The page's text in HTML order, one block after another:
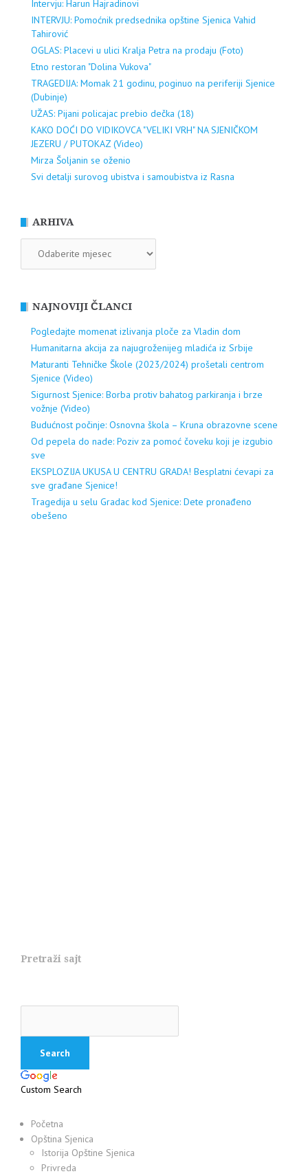
Intervju: Harun Hajradinovi
INTERVJU: Pomoćnik predsednika opštine Sjenica Vahid
Tahirović
OGLAS: Placevi u ulici Kralja Petra na prodaju (Foto)
Etno restoran "Dolina Vukova"
TRAGEDIJA: Momak 21 godinu, poginuo na periferiji Sjenice
(Dubinje)
UŽAS: Pijani policajac prebio dečka (18)
KAKO DOĆI DO VIDIKOVCA "VELIKI VRH" NA SJENIČKOM
JEZERU / PUTOKAZ (Video)
Mirza Šoljanin se oženio
Svi detalji surovog ubistva i samoubistva iz Rasna
ARHIVA
NAJNOVIJI ČLANCI
Pogledajte momenat izlivanja ploče za Vladin dom
Humanitarna akcija za najugroženijeg mladića iz Srbije
Maturanti Tehničke Škole (2023/2024) prošetali centrom
Sjenice (Video)
Sigurnost Sjenice: Borba protiv bahatog parkiranja i brze
vožnje (Video)
Budućnost počinje: Osnovna škola – Kruna obrazovne scene
Od pepela do nade: Poziv za pomoć čoveku koji je izgubio
sve
EKSPLOZIJA UKUSA U CENTRU GRADA! Besplatni ćevapi za
sve građane Sjenice!
Tragedija u selu Gradac kod Sjenice: Dete pronađeno
obešeno
Pretraži sajt
Custom Search
Početna
Opština Sjenica
Istorija Opštine Sjenica
Privreda